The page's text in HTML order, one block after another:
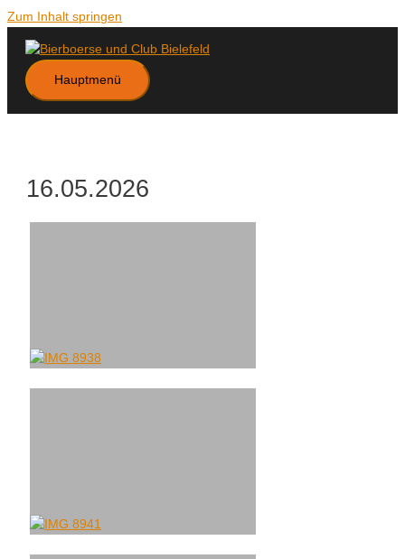
Zum Inhalt springen
Hauptmenü
16.05.2026